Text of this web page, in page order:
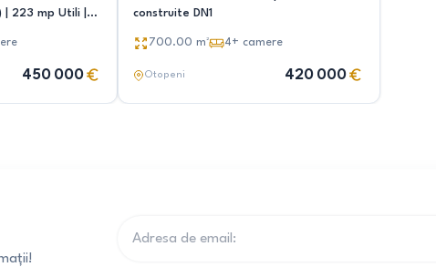
223 mp Utili |
450 000
construite DN1
700.00 m² 4+ camere
Otopeni 420 000